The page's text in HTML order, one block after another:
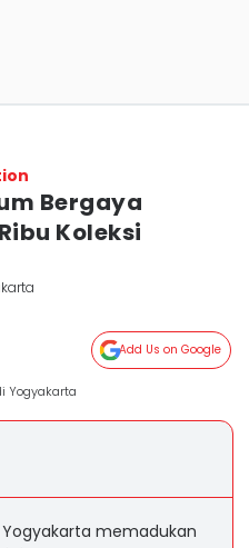
Bergaya
Koleksi
Add Us on Google
Yogyakarta
memadukan